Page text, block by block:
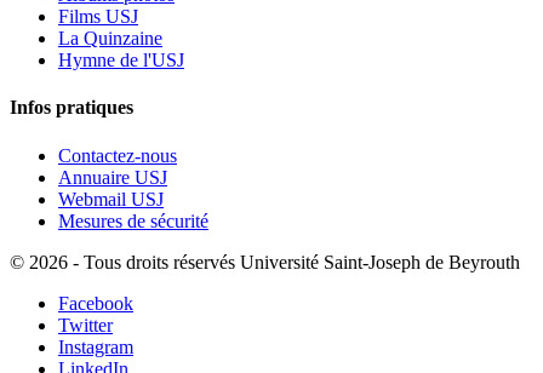
Films USJ
La Quinzaine
Hymne de l'USJ
Infos pratiques
Contactez-nous
Annuaire USJ
Webmail USJ
Mesures de sécurité
© 2026 - Tous droits réservés Université Saint-Joseph de Beyrouth
Facebook
Twitter
Instagram
LinkedIn